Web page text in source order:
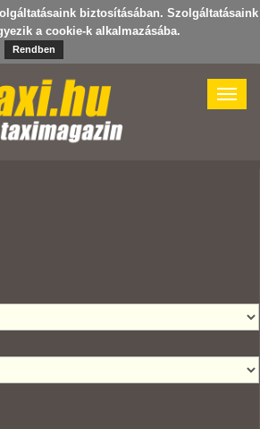
biztosításában. Szolgáltatásaink
a cookie-k alkalmazásába.
Rendben
Toggle